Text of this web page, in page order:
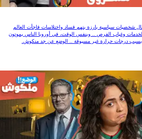
سياسية بارزة بتهم فساد واختلاسات فاجأت العالم
وغياب الفرص .. وبنفس الوقت، في أوروبا الناس يموتون
درجات حرارة غير مسبوقة .. الوضع عن جد منكوش.